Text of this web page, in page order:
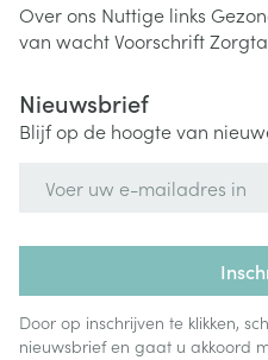
Over ons Nuttige links
van wachtVoorschrift
Nieuwsbrief
Blijf op de hoogte van
Door op inschrijven te klikken,
nieuwsbrief en gaat u akkoord